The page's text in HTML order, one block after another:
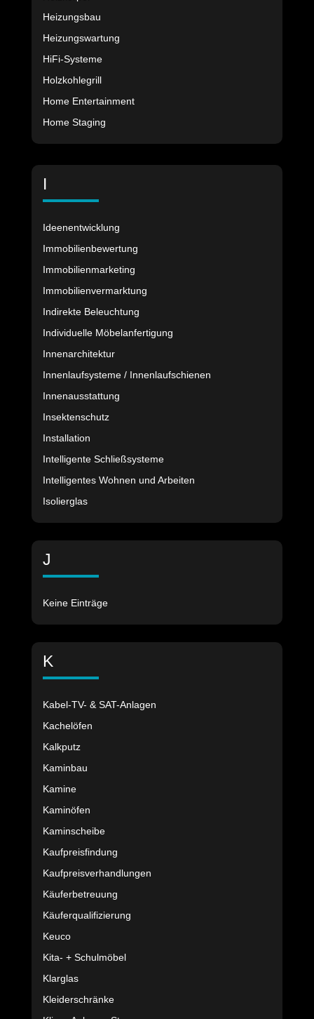
Heizungsbau
Heizungswartung
HiFi-Systeme
Holzkohlegrill
Home Entertainment
Home Staging
I
Ideenentwicklung
Immobilienbewertung
Immobilienmarketing
Immobilienvermarktung
Indirekte Beleuchtung
Individuelle Möbelanfertigung
Innenarchitektur
Innenlaufsysteme / Innenlaufschienen
Innenausstattung
Insektenschutz
Installation
Intelligente Schließsysteme
Intelligentes Wohnen und Arbeiten
Isolierglas
J
Keine Einträge
K
Kabel-TV- & SAT-Anlagen
Kachelöfen
Kalkputz
Kaminbau
Kamine
Kaminöfen
Kaminscheibe
Kaufpreisfindung
Kaufpreisverhandlungen
Käuferbetreuung
Käuferqualifizierung
Keuco
Kita- + Schulmöbel
Klarglas
Kleiderschränke